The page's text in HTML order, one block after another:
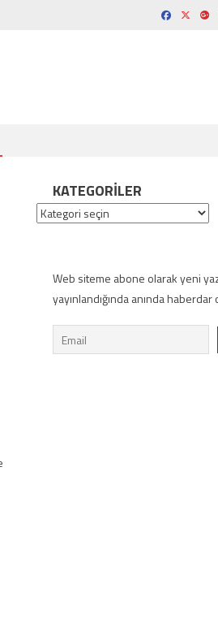
KATEGORILER
Kategoriler
Web siteme abone olarak yeni
yayınlandığında anında